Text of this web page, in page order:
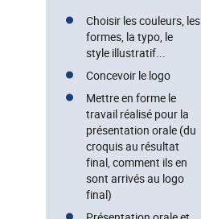
Choisir les couleurs, les
formes, la typo, le
style illustratif...
Concevoir le logo
Mettre en forme le
travail réalisé pour la
présentation orale (du
croquis au résultat
final, comment ils en
sont arrivés au logo
final)